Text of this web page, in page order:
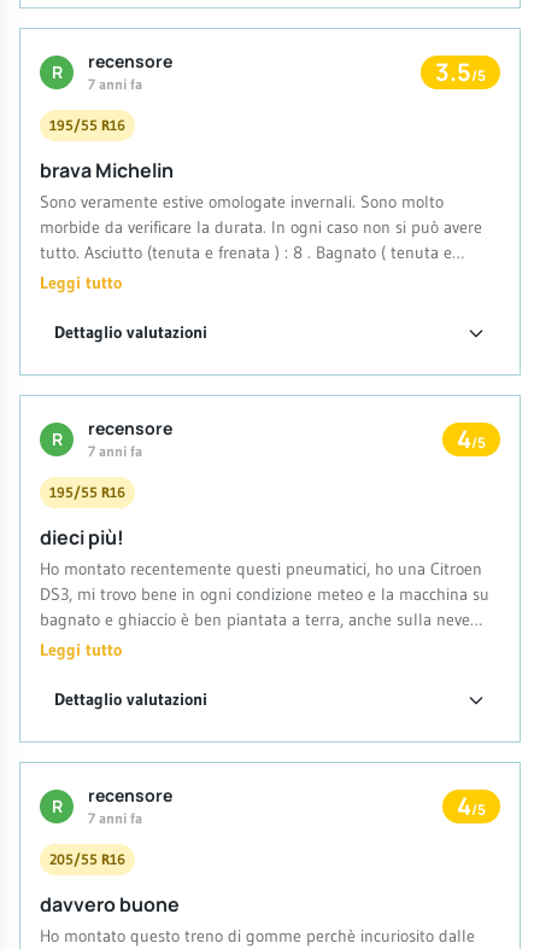
ancora per un altro anno e altri 10/15 mila km.
elevate, ammortizzano molto bene le buche stradali di
R recensore
7 anni fa 3.5/5
195/55 R16
brava Michelin
Sono veramente estive omologate invernali. Sono molto
morbide da verificare la durata. In ogni caso non si può avere
tutto. Asciutto (tenuta e frenata ) : 8 . Bagnato ( tenuta e
frenata ) : 8 . Neve : stentano un pò nelle partenze in salita ma
Leggi tutto
Dettaglio valutazioni
R recensore
7 anni fa 4/5
195/55 R16
dieci più!
Ho montato recentemente questi pneumatici, ho una Citroen
DS3, mi trovo bene in ogni condizione meteo e la macchina su
bagnato e ghiaccio è ben piantata a terra, anche sulla neve
danno un'ottima risposta, insomma sono sorprendenti
Leggi tutto
Dettaglio valutazioni
R recensore
7 anni fa 4/5
205/55 R16
davvero buone
Ho montato questo treno di gomme perchè incuriosito dalle